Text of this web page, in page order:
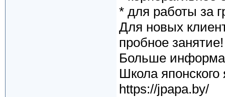
* для работы за
Для новых
пробное занятие!
Больше
Школа
https://jpapa.by/